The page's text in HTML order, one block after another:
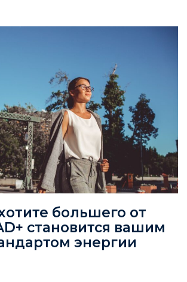
большего от
становится вашим
энергии